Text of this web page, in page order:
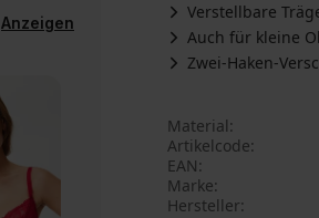
Anzeigen
Verstellbare
Auch für kleine
Zwei-Haken-
Material
Artikelcode
EAN
Marke
Hersteller